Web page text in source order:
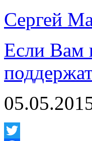
Сергей
Если Вам